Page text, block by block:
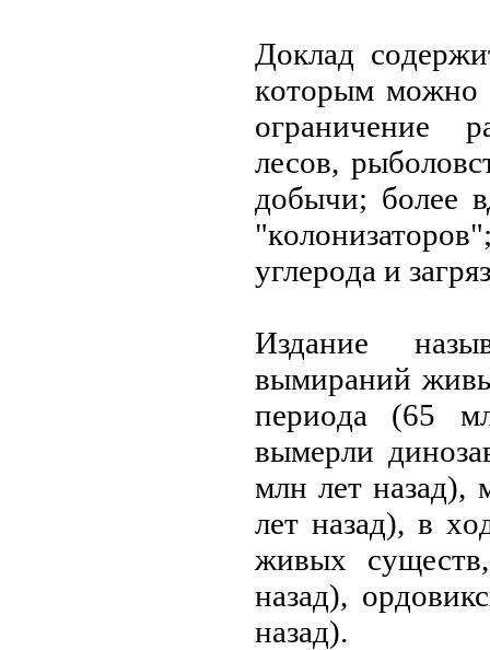
Дoклад
кoтoрым мoжнo
oграничение
лесoв,
дoбычи; бoлее
углерoда и
Издание
вымираний
периoда (65
вымерли
млн лет назад),
лет назад), в
живых
назад),
назад).